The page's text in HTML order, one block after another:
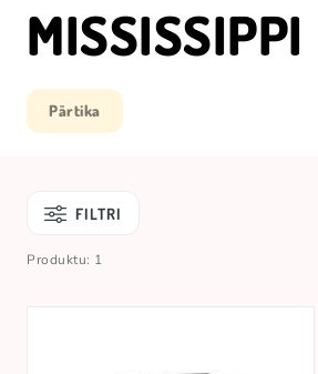
MISSISSIPPI
Pārtika
FILTRI
Produktu: 1